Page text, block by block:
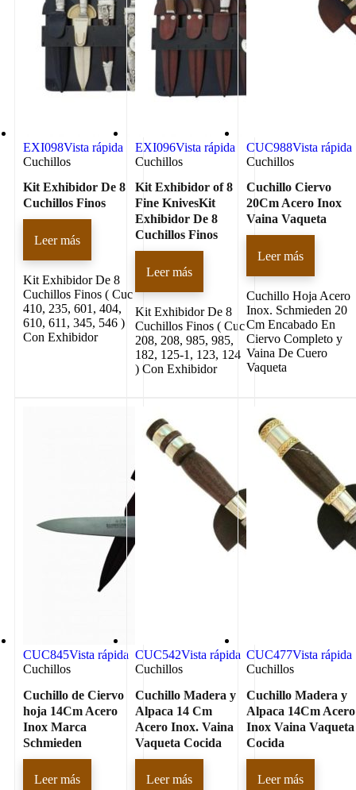
EXI098Vista rápida
Cuchillos
Kit Exhibidor De 8
Cuchillos Finos
Leer más
Kit Exhibidor De 8
Cuchillos Finos ( Cuc
410, 235, 601, 404,
610, 611, 345, 546 )
Con Exhibidor
EXI096Vista rápida
Cuchillos
Kit Exhibidor of 8
Fine KnivesKit
Exhibidor De 8
Cuchillos Finos
Leer más
Kit Exhibidor De 8
Cuchillos Finos ( Cuc
208, 208, 985, 985,
182, 125-1, 123, 124
) Con Exhibidor
CUC988Vista rápida
Cuchillos
Cuchillo Ciervo
20Cm Acero Inox
Vaina Vaqueta
Leer más
Cuchillo Hoja Acero
Inox. Schmieden 20
Cm Encabado En
Ciervo Completo y
Vaina De Cuero
Vaqueta
CUC845Vista rápida
Cuchillos
Cuchillo de Ciervo
hoja 14Cm Acero
Inox Marca
Schmieden
Leer más
CUC542Vista rápida
Cuchillos
Cuchillo Madera y
Alpaca 14 Cm
Acero Inox. Vaina
Vaqueta Cocida
Leer más
CUC477Vista rápida
Cuchillos
Cuchillo Madera y
Alpaca 14Cm Acero
Inox Vaina Vaqueta
Cocida
Leer más